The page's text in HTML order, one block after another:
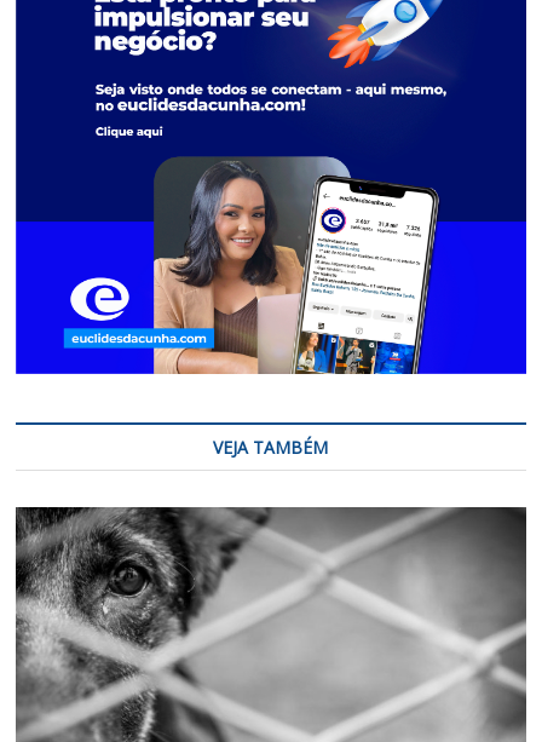
VEJA TAMBÉM